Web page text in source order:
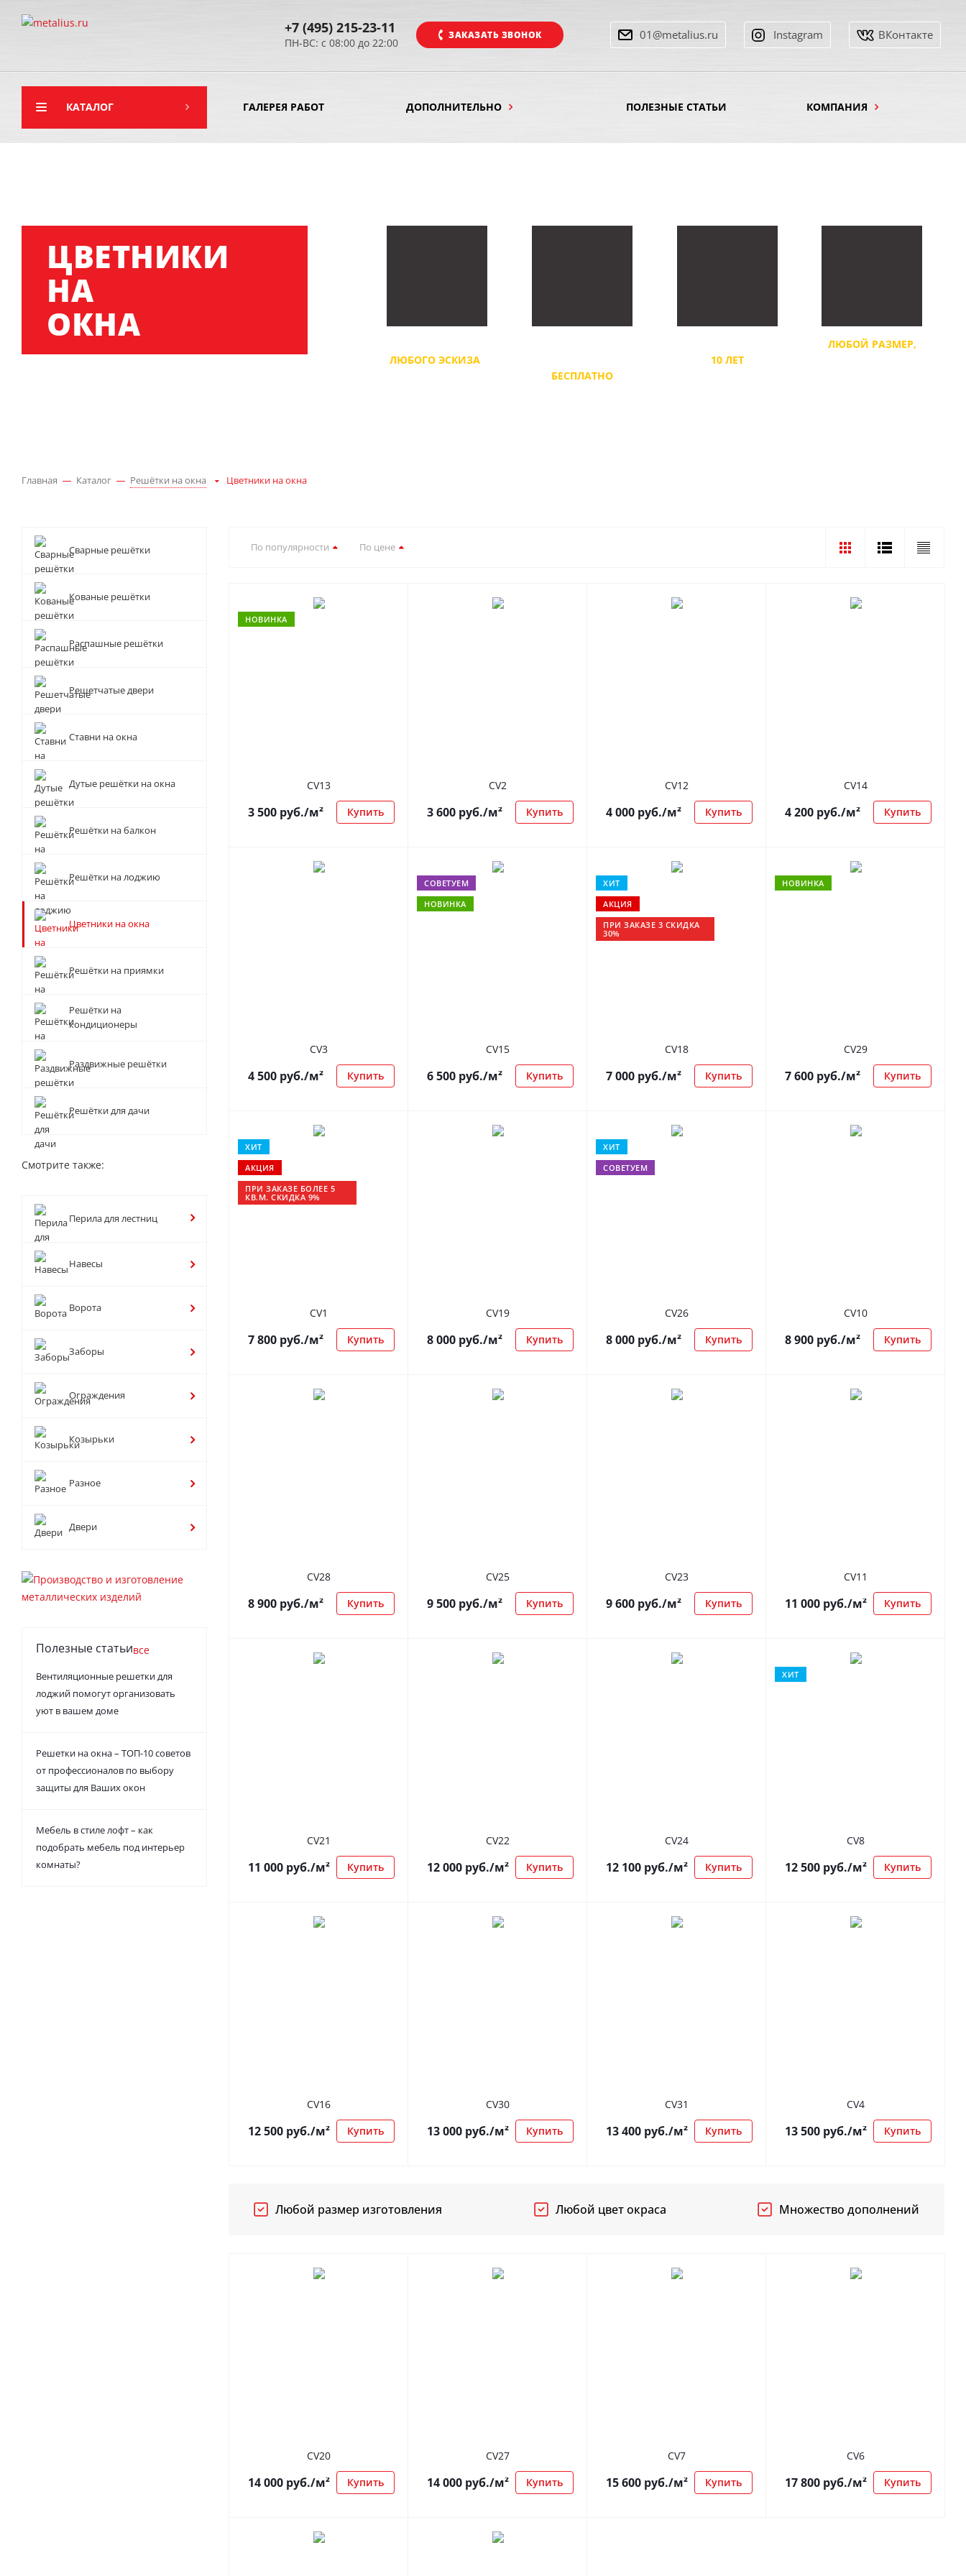
ЗАКАЗАТЬ ЗВОНОК 01@metalius.ru Instagram ВКонтакте
+7 (495) 215-23-11
ПН-ВС: с 08:00 до 22:00
КАТАЛОГ ГАЛЕРЕЯ РАБОТ ДОПОЛНИТЕЛЬНО ПОЛЕЗНЫЕ СТАТЬИ КОМПАНИЯ
ЦВЕТНИКИ
НА
ОКНА
ЛЮБОГО ЭСКИЗА, 450
БЕСПЛАТНО
10 ЛЕТ
ЛЮБОЙ РАЗМЕР,
Главная Каталог Решётки на окна Цветники на окна
По популярности По цене
НОВИНКА
CV13
3 500 руб./м² Купить
CV2
3 600 руб./м² Купить
CV12
4 000 руб./м² Купить
CV14
4 200 руб./м² Купить
CV3
4 500 руб./м² Купить
СОВЕТУЕМ
НОВИНКА
CV15
6 500 руб./м² Купить
ХИТ
АКЦИЯ
ПРИ ЗАКАЗЕ 3 СКИДКА
30%
CV18
7 000 руб./м² Купить
НОВИНКА
CV29
7 600 руб./м² Купить
ХИТ
АКЦИЯ
ПРИ ЗАКАЗЕ БОЛЕЕ 5
КВ.М. СКИДКА 9%
CV1
7 800 руб./м² Купить
CV19
8 000 руб./м² Купить
ХИТ
СОВЕТУЕМ
CV26
8 000 руб./м² Купить
CV10
8 900 руб./м² Купить
CV28
8 900 руб./м² Купить
CV25
9 500 руб./м² Купить
CV23
9 600 руб./м² Купить
CV11
11 000 руб./м² Купить
CV21
11 000 руб./м² Купить
CV22
12 000 руб./м² Купить
CV24
12 100 руб./м² Купить
ХИТ
CV8
12 500 руб./м² Купить
CV16
12 500 руб./м² Купить
CV30
13 000 руб./м² Купить
CV31
13 400 руб./м² Купить
CV4
13 500 руб./м² Купить
Любой размер изготовления Любой цвет окраса Множество дополнений
CV20
14 000 руб./м² Купить
CV27
14 000 руб./м² Купить
CV7
15 600 руб./м² Купить
CV6
17 800 руб./м² Купить
Сварные решётки
Кованые решётки
Распашные решётки
Решетчатые двери
Ставни на окна
Дутые решётки на окна
Решётки на балкон
Решётки на лоджию
Цветники на окна
Решётки на приямки
Решётки на
кондиционеры
Раздвижные решётки
Решётки для дачи
Смотрите также:
Перила для лестниц
Навесы
Ворота
Заборы
Ограждения
Козырьки
Разное
Двери
Полезные статьивсе
Вентиляционные решетки для
лоджий помогут организовать
уют в вашем доме
Решетки на окна – ТОП-10 советов
от профессионалов по выбору
защиты для Ваших окон
Мебель в стиле лофт – как
подобрать мебель под интерьер
комнаты?